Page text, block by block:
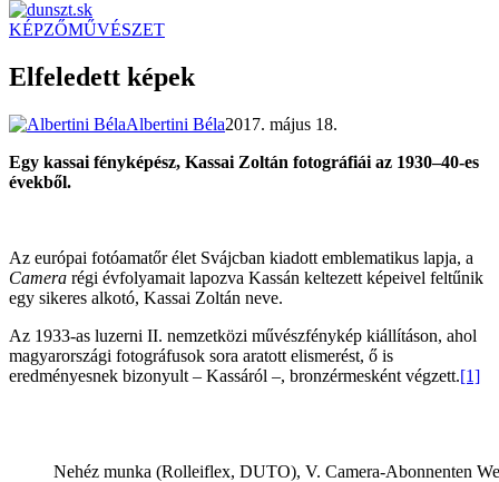
KÉPZŐMŰVÉSZET
Elfeledett képek
Albertini Béla2017. május 18.
Egy kassai fényképész, Kassai Zoltán fotográfiái az 1930–40-es
évekből.
Az európai fotóamatőr élet Svájcban kiadott emblematikus lapja, a
Camera régi évfolyamait lapozva Kassán keltezett képeivel feltűnik
egy sikeres alkotó, Kassai Zoltán neve.
Az 1933-as luzerni II. nemzetközi művészfénykép kiállításon, ahol
magyarországi fotográfusok sora aratott elismerést, ő is
eredményesnek bizonyult – Kassáról –, bronzérmesként végzett.[1]
Nehéz munka (Rolleiflex, DUTO), V. Camera-Abonnenten